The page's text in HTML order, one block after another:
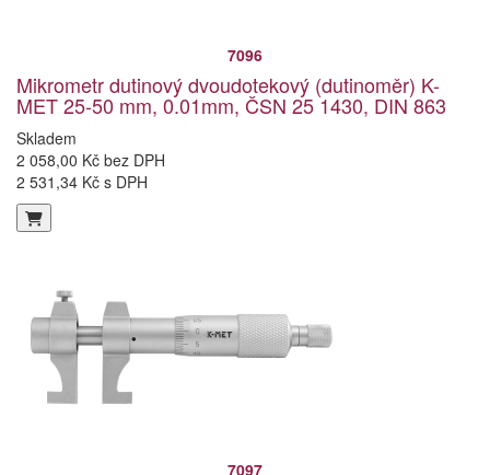
7096
Mikrometr dutinový dvoudotekový (dutinoměr) K-
MET 25-50 mm, 0.01mm, ČSN 25 1430, DIN 863
Skladem
2 058,00 Kč bez DPH
2 531,34 Kč s DPH
7097